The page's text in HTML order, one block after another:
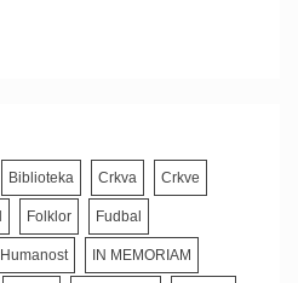
Biblioteka Crkva Crkve
Folklor Fudbal
Humanost IN MEMORIAM